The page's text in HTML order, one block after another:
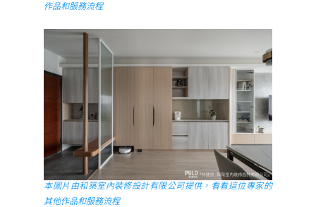
作品和服務流程
本圖片由和築室內裝修設計有限公司提供，看看這位專家的
其他作品和服務流程